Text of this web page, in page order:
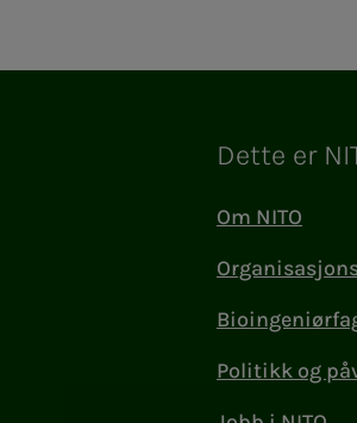
Dette er
Om NITO
Politikk og